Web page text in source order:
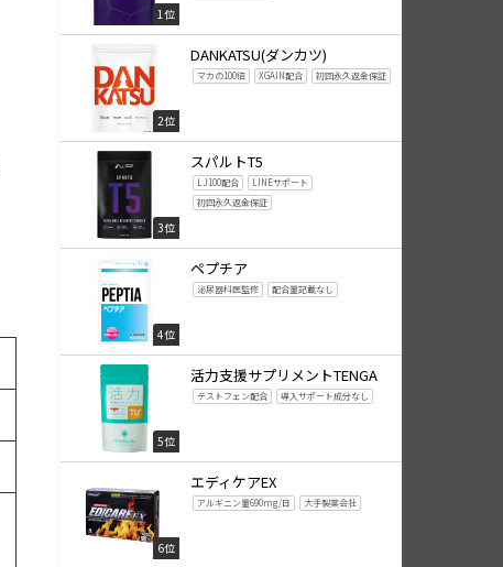
1位
2位
DANKATSU(ダンカツ)
マカの100倍 XGAIN配合 初回永久返金保証
3位
スパルトT5
LJ100配合
LINEサポート
初回永久返金保証
4位
ペプチア
泌尿器科医監修 配合量記載なし
5位
活力支援サプリメントTENGA
テストフェン配合 導入サポート成分なし
6位
エディケアEX
アルギニン量690mg/日 大手製薬会社